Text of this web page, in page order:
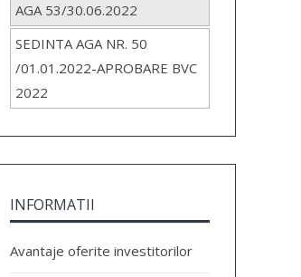
AGA 53/30.06.2022
SEDINTA AGA NR. 50
/01.01.2022-APROBARE BVC
2022
INFORMATII
Avantaje oferite investitorilor